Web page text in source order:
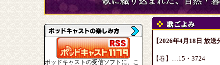
ポッドキャストの受信ソフトに、こ
【2026年4月18日 放送
【巻】…15・3724